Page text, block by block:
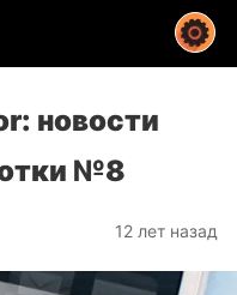
новости
№8
12 лет назад